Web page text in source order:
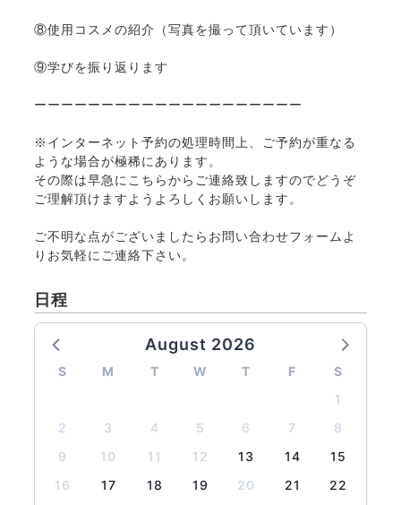
⑧使用コスメの紹介（写真を撮って頂いています）
⑨学びを振り返ります
ーーーーーーーーーーーーーーーーーーーー
※インターネット予約の処理時間上、ご予約が重なる
ような場合が極稀にあります。
その際は早急にこちらからご連絡致しますのでどうぞ
ご理解頂けますようよろしくお願いします。
ご不明な点がございましたらお問い合わせフォームよ
りお気軽にご連絡下さい。
日程
August 2026
S M T W T F
S
1
2
3 4 5 6 7
8
9
10 11 12 13 14
15
16
17 18 19 20 21
22